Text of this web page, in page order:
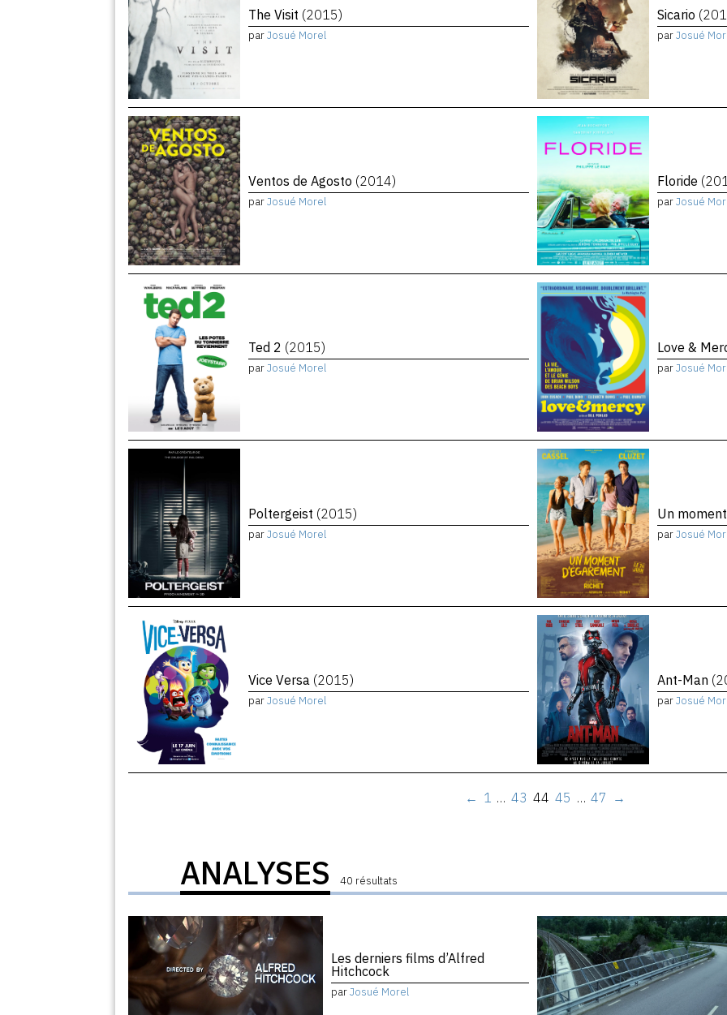
The Visit (2015)
parJosué Morel
Sicario
parJosué
Ventos de Agosto (2014)
parJosué Morel
Floride
parJosué
Ted 2 (2015)
parJosué Morel
Love &
parJosué
Poltergeist (2015)
parJosué Morel
Un
parJosué
Vice Versa (2015)
parJosué Morel
Ant-Man
parJosué
← 1 … 43 44 45 … 47 →
ANALYSES 40 résultats
Les derniers films d’Alfred
Hitchcock
parJosué Morel